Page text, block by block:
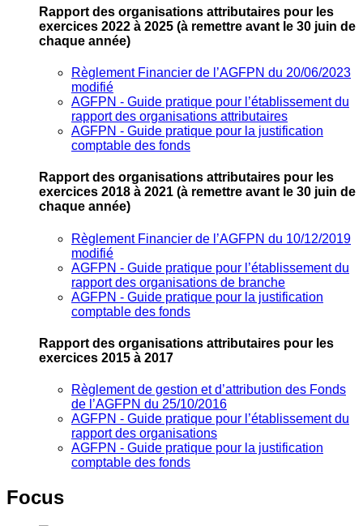
Rapport des organisations attributaires pour les
exercices 2022 à 2025 (à remettre avant le 30 juin de
chaque année)
Règlement Financier de l’AGFPN du 20/06/2023
modifié
AGFPN ‐ Guide pratique pour l’établissement du
rapport des organisations attributaires
AGFPN ‐ Guide pratique pour la justification
comptable des fonds
Rapport des organisations attributaires pour les
exercices 2018 à 2021 (à remettre avant le 30 juin de
chaque année)
Règlement Financier de l’AGFPN du 10/12/2019
modifié
AGFPN ‐ Guide pratique pour l’établissement du
rapport des organisations de branche
AGFPN ‐ Guide pratique pour la justification
comptable des fonds
Rapport des organisations attributaires pour les
exercices 2015 à 2017
Règlement de gestion et d’attribution des Fonds
de l’AGFPN du 25/10/2016
AGFPN ‐ Guide pratique pour l’établissement du
rapport des organisations
AGFPN ‐ Guide pratique pour la justification
comptable des fonds
Focus